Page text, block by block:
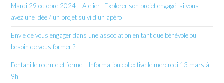
Mardi 29 octobre 2024 – Atelier : Explorer son projet engagé, si vous
avez une idée / un projet suivi d’un apéro
Envie de vous engager dans une association en tant que bénévole ou
besoin de vous former ?
Fontanille recrute et forme – Information collective le mercredi 13 mars à
9h